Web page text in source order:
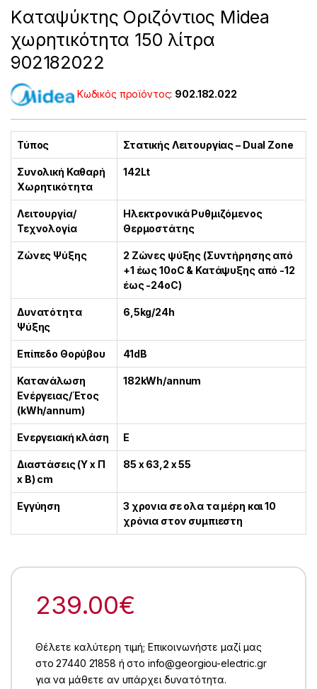
Kαταψύκτης Οριζόντιος Midea
χωρητικότητα 150 λίτρα
902182022
Κωδικός προϊόντος: 902.182.022
Τύπος Στατικής Λειτουργίας – Dual Zone
Συνολική Καθαρή
Χωρητικότητα
142Lt
Λειτουργία/
Τεχνολογία
Ηλεκτρονικά Ρυθμιζόμενος
Θερμοστάτης
Ζώνες Ψύξης
2 Ζώνες ψύξης (Συντήρησης από
+1 έως 10οC & Κατάψυξης από -12
έως -24οC)
Δυνατότητα
Ψύξης
6,5kg/24h
Επίπεδο Θορύβου 41dB
Κατανάλωση
Ενέργειας/Έτος
(kWh/annum)
182kWh/annum
Ενεργειακή κλάση E
Διαστάσεις (Υ x Π
x Β) cm
85 x 63,2 x 55
Εγγύηση
3 χρονια σε ολα τα μέρη και 10
χρόνια στον συμπιεστη
239.00€
Θέλετε καλύτερη τιμή; Επικοινωνήστε μαζί μας
στο 27440 21858 ή στο info@georgiou-electric.gr
για να μάθετε αν υπάρχει δυνατότητα.